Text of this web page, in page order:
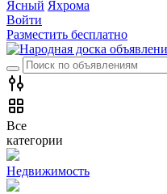
Ясный Яхрома
Войти
Разместить бесплатно
Все
категории
Недвижимость